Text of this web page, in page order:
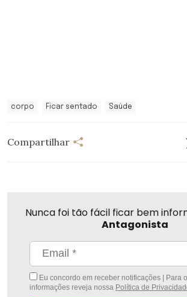
corpo Ficar sentado Saúde
Compartilhar
Nunca foi tão fácil ficar bem
Antagonista
Eu concordo em receber notificações | Para
informações reveja nossa Política de